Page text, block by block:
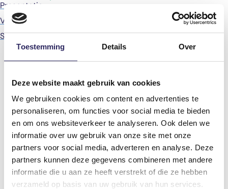
Toestemming Details Over
Deze website maakt gebruik van cookies
We gebruiken cookies om content en advertenties te
personaliseren, om functies voor social media te bieden
en om ons websiteverkeer te analyseren. Ook delen we
informatie over uw gebruik van onze site met onze
partners voor social media, adverteren en analyse. Deze
partners kunnen deze gegevens combineren met andere
informatie die u aan ze heeft verstrekt of die ze hebben
verzameld op basis van uw gebruik van hun services.
Presentatie
Verslag
Studie naar vrachtwagensluizen